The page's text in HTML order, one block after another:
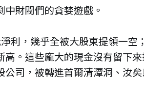
財閥們的貪婪遊戲。
利，幾乎全被大股東提領一空
。這些龐大的現金沒有留下來
司，被轉進首爾清潭洞、汝